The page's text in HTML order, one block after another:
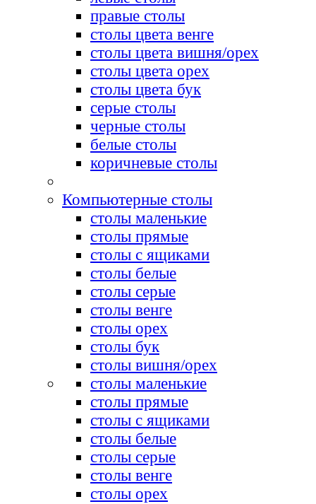
правые столы
столы цвета венге
столы цвета вишня/орех
столы цвета орех
столы цвета бук
серые столы
черные столы
белые столы
коричневые столы
Компьютерные столы
столы маленькие
столы прямые
столы с ящиками
столы белые
столы серые
столы венге
столы орех
столы бук
столы вишня/орех
столы маленькие
столы прямые
столы с ящиками
столы белые
столы серые
столы венге
столы орех